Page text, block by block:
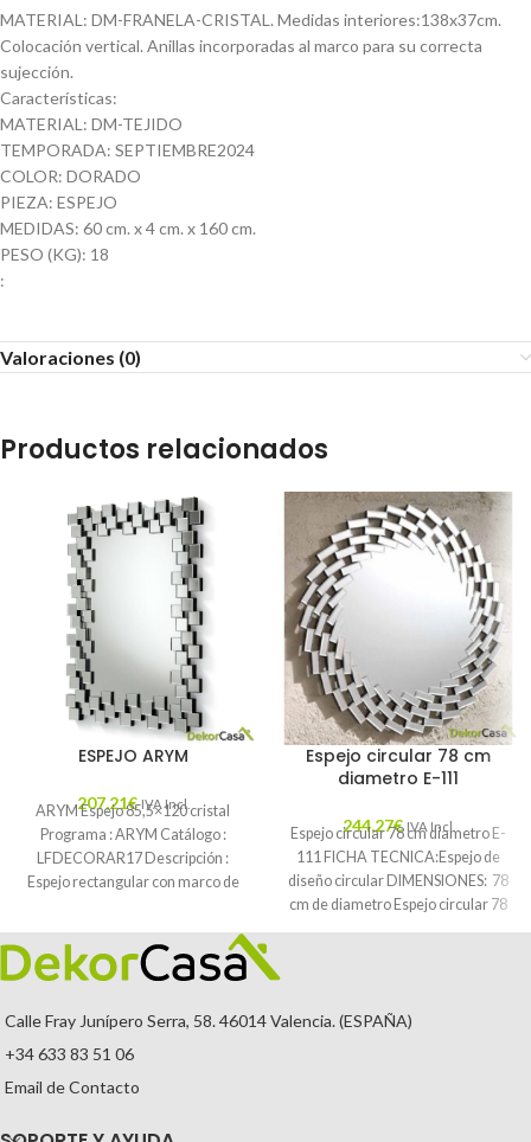
MATERIAL: DM-FRANELA-CRISTAL. Medidas interiores:138x37cm.
Colocación vertical. Anillas incorporadas al marco para su correcta
sujección.
Características:
MATERIAL: DM-TEJIDO
TEMPORADA: SEPTIEMBRE2024
COLOR: DORADO
PIEZA: ESPEJO
MEDIDAS: 60 cm. x 4 cm. x 160 cm.
PESO (KG): 18
:
Valoraciones (0)
Productos relacionados
ESPEJO ARYM
207,21€ IVA Incl.
ARYM Espejo 85,5×120 cristal
Programa : ARYM Catálogo :
LFDECORAR17 Descripción :
Espejo rectangular con marco de
Espejo circular 78 cm
diametro E-111
244,27€ IVA Incl.
Espejo circular 78 cm diametro E-
111 FICHA TECNICA:Espejo de
diseño circular DIMENSIONES: 78
cm de diametro Espejo circular 78
cm diametro
Calle Fray Junípero Serra, 58. 46014 Valencia. (ESPAÑA)
+34 633 83 51 06
Email de Contacto